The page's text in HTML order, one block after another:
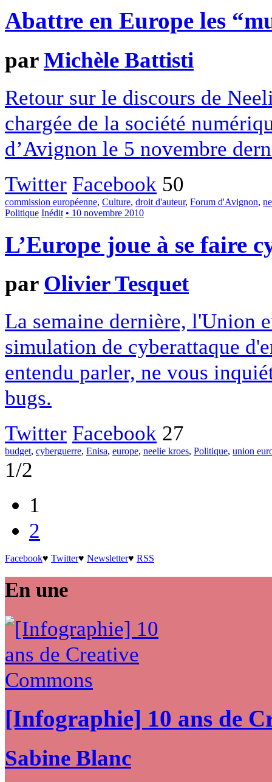
Abattre en Europe les
parMichèle Battisti
Retour sur le discours de
chargée de la société
d’Avignon le 5 novembre
Twitter Facebook 50
commission européenne, Culture, droit d'auteur, Forum d'Avignon,
Politique Inédit • 10 novembre 2010
L’Europe joue à se faire
par Olivier Tesquet
La semaine dernière, l'Union
simulation de cyberattaque
entendu parler, ne vous
bugs.
Twitter Facebook 27
budget, cyberguerre, Enisa, europe, neelie kroes, Politique, union
1/2
1
2
Facebook♥ Twitter♥ Newsletter♥ RSS
En une
[Infographie] 10 ans de
Sabine Blanc